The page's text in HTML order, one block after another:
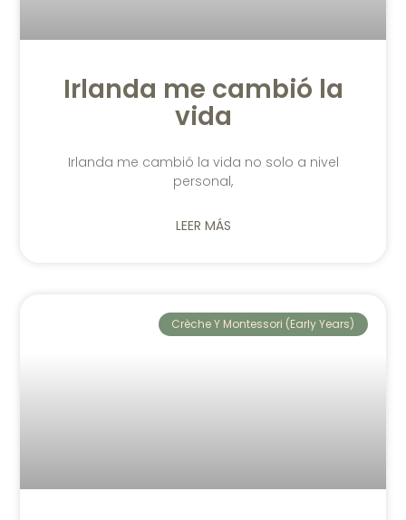
Irlanda me cambió la
vida
Irlanda me cambió la vida no solo a nivel
personal,
LEER MÁS
Crèche Y Montessori (Early Years)